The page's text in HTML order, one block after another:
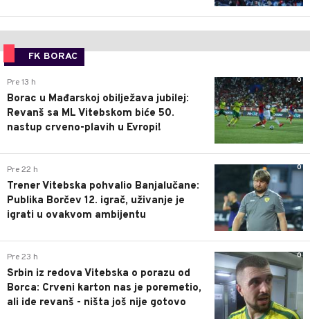
FK BORAC
0
Pre 13 h
Borac u Mađarskoj obilježava jubilej:
Revanš sa ML Vitebskom biće 50.
nastup crveno-plavih u Evropi!
0
Pre 22 h
Trener Vitebska pohvalio Banjalučane:
Publika Borčev 12. igrač, uživanje je
igrati u ovakvom ambijentu
0
Pre 23 h
Srbin iz redova Vitebska o porazu od
Borca: Crveni karton nas je poremetio,
ali ide revanš - ništa još nije gotovo